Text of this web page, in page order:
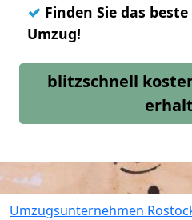
✓ Finden Sie das
Umzug!
blitzschnell
Umzugsunternehmen